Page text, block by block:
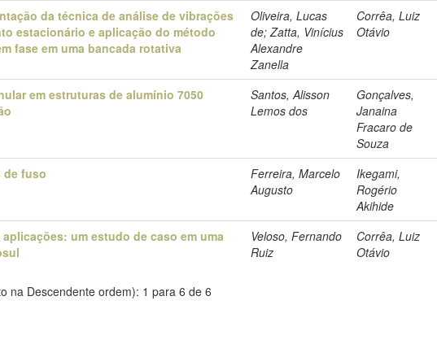
da técnica de análise de vibrações
estacionário e aplicação do método
fase em uma bancada rotativa
Oliveira, Lucas
de; Zatta, Vinícius
Alexandre
Zanella
Corrêa, Luiz
Otávio
em estruturas de alumínio 7050
Santos, Alisson
Lemos dos
Gonçalves,
Janaina
Fracaro de
Souza
de fuso
Ferreira, Marcelo
Augusto
Ikegami,
Rogério
Akihide
um estudo de caso em uma
Veloso, Fernando
Ruiz
Corrêa, Luiz
Otávio
na Descendente ordem): 1 para 6 de 6